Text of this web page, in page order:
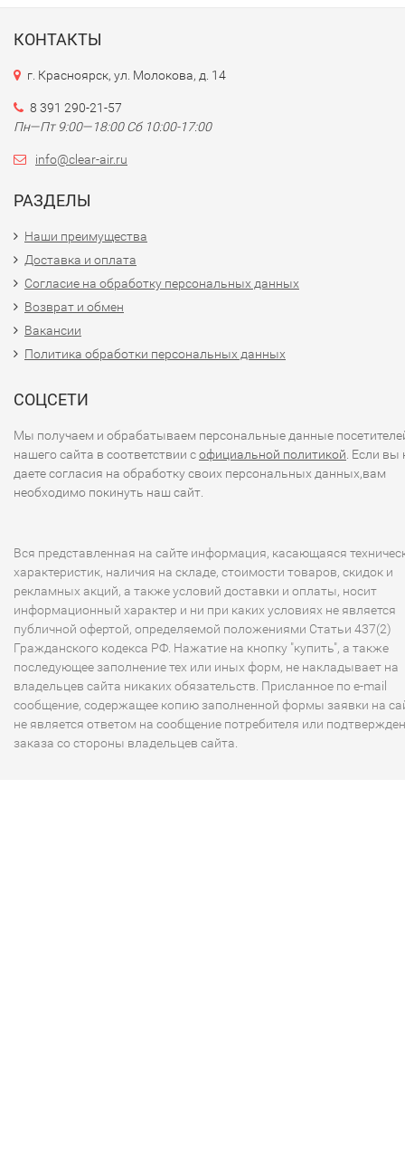
КОНТАКТЫ
г. Красноярск, ул. Молокова, д. 14
8 391 290-21-57
Пн—Пт 9:00—18:00 Сб 10:00-17:00
info@clear-air.ru
РАЗДЕЛЫ
Наши преимущества
Доставка и оплата
Согласие на обработку персональных данных
Возврат и обмен
Вакансии
Политика обработки персональных данных
СОЦСЕТИ
Мы получаем и обрабатываем персональные данные
нашего сайта в соответствии софициальной политикой . Если вы
даете согласия на обработку своих персональных данных,вам
необходимо покинуть наш сайт.
Вся представленная на сайте информация, касающаяся
характеристик, наличия на складе, стоимости товаров, скидок и
рекламных акций, а также условий доставки и оплаты, носит
информационный характер и ни при каких условиях не является
публичной офертой, определяемой положениями Статьи 437(2)
Гражданского кодекса РФ. Нажатие на кнопку "купить", а также
последующее заполнение тех или иных форм, не накладывает на
владельцев сайта никаких обязательств. Присланное по e-mail
сообщение, содержащее копию заполненной формы заявки на
не является ответом на сообщение потребителя или
заказа со стороны владельцев сайта.